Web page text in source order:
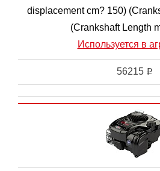
displacement cm? 150)
(Crankshaft Length
Используется в
56215 i